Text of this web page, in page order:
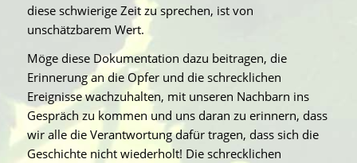
diese schwierige Zeit zu sprechen, ist von
unschätzbarem Wert.
Möge diese Dokumentation dazu beitragen, die
Erinnerung an die Opfer und die schrecklichen
Ereignisse wachzuhalten, mit unseren Nachbarn ins
Gespräch zu kommen und uns daran zu erinnern, dass
wir alle die Verantwortung dafür tragen, dass sich die
Geschichte nicht wiederholt! Die schrecklichen